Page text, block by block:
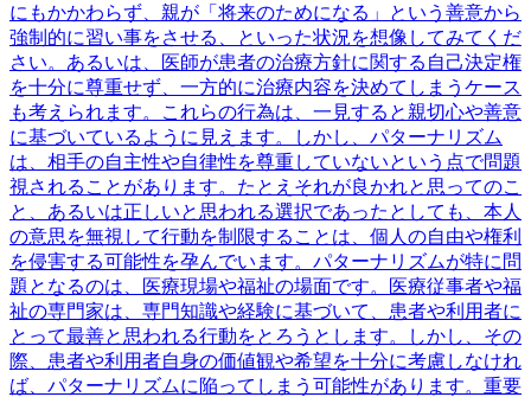
にもかかわらず、親が「将来のためになる」という善意から
強制的に習い事をさせる、といった状況を想像してみてくだ
さい。あるいは、医師が患者の治療方針に関する自己決定権
を十分に尊重せず、一方的に治療内容を決めてしまうケース
も考えられます。これらの行為は、一見すると親切心や善意
に基づいているように見えます。しかし、パターナリズム
は、相手の自主性や自律性を尊重していないという点で問題
視されることがあります。たとえそれが良かれと思ってのこ
と、あるいは正しいと思われる選択であったとしても、本人
の意思を無視して行動を制限することは、個人の自由や権利
を侵害する可能性を孕んでいます。パターナリズムが特に問
題となるのは、医療現場や福祉の場面です。医療従事者や福
祉の専門家は、専門知識や経験に基づいて、患者や利用者に
とって最善と思われる行動をとろうとします。しかし、その
際、患者や利用者自身の価値観や希望を十分に考慮しなけれ
ば、パターナリズムに陥ってしまう可能性があります。重要